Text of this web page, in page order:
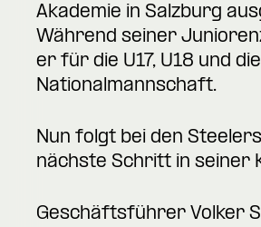
Akademie in Salzburg
Während seiner
er für die U17, U18 und
Nationalmannschaft.
Nun folgt bei den
nächste Schritt in seiner
Geschäftsführer Volker